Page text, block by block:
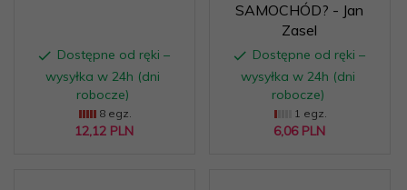
Dostępne od ręki –
wysyłka w 24h (dni
robocze)
8 egz.
12,12 PLN
SAMOCHÓD? - Jan
Zasel
Dostępne od ręki –
wysyłka w 24h (dni
robocze)
1 egz.
6,06 PLN